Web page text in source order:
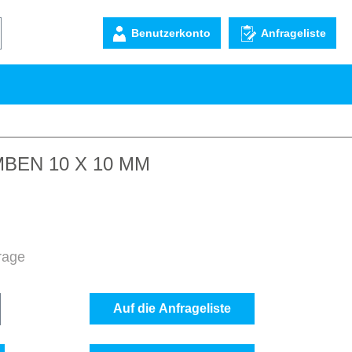
Benutzerkonto Anfrageliste
10 X 10 MM
den gewünschten Wert ein oder
Auf die Anfrageliste